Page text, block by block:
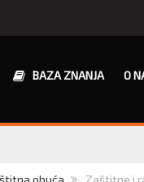
BAZA ZNANJA O
obuća Zaštitne i